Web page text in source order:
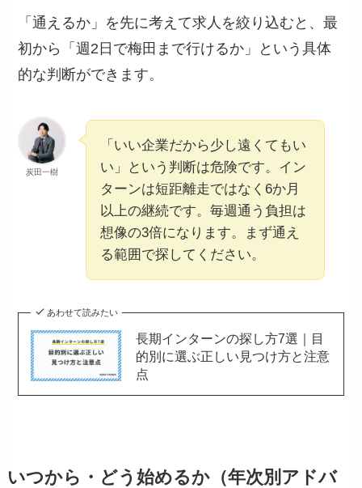
「通えるか」を先に考えて求人を絞り込むと、最
初から「週2日で梅田まで行けるか」という具体
的な判断ができます。
炭田一樹
「いい企業だから少し遠くてもい
い」という判断は危険です。イン
ターンは短距離走ではなく6か月
以上の継続です。毎週通う負担は
想像の3倍になります。まず通え
る範囲で探してください。
あわせて読みたい
長期インターンの探し方7選｜目
的別に選ぶ正しい見つけ方と注意
点
いつから・どう始めるか（年次別アドバ